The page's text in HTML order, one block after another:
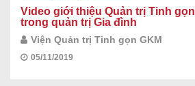
Video giới thiệu Quản trị Tinh
trong quản trị Gia đình
Viện Quản trị Tinh gọn GKM
05/11/2019